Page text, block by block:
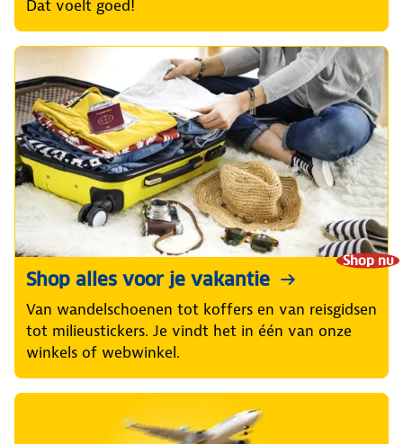
Dat voelt goed!
Shop nu
Shop alles voor je vakantie
Van wandelschoenen tot koffers en van reisgidsen
tot milieustickers. Je vindt het in één van onze
winkels of webwinkel.